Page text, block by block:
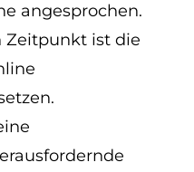
angesprochen.
Zeitpunkt ist die